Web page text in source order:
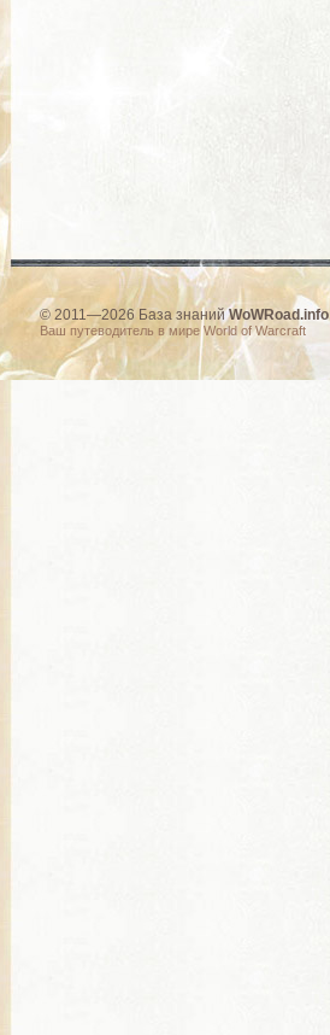
© 2011—2026 База знанийWoWRoad.info
Ваш путеводитель в мире World of Warcraft